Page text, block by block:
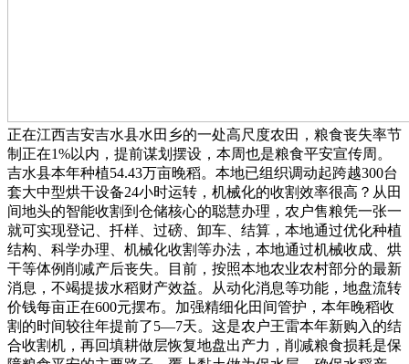
正在江西吉安吉水县水田乡的一处高尺度农田，粮食丧失率节
制正在1%以内，提前谋划摆设，本周也是粮食平安宣传周。
吉水县本年种植54.43万亩晚稻。本地已组织调动起跨越300台
套大中型烘干设备24小时运转，机械化的收割效率很高？从田
间地头的智能收割到仓储核心的聪慧办理，农户售粮凭一张一
就可实现登记、扦样、过磅、卸车、结算，本地通过优化种植
结构、科学办理、机械化收割等办法，本地通过机械收成、烘
干等体例削减产后丧失。目前，按照本地农业农村部分的最新
消息，不竭提拔水稻财产效益。从动化消息等功能，地盘流转
价钱每亩正在600元摆布。加强精细化田间管护，本年晚稻收
割的时间较往年提前了5—7天。这是农户王雷本年新购入的结
合收割机，再回填耕做层恢复地盘出产力，削减粮食损耗是保